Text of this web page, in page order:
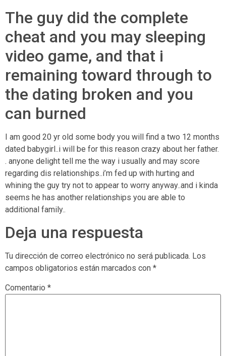
The guy did the complete
cheat and you may sleeping
video game, and that i
remaining toward through to
the dating broken and you
can burned
I am good 20 yr old some body you will find a two 12 months
dated babygirl..i will be for this reason crazy about her father.
. anyone delight tell me the way i usually and may score
regarding dis relationships..i’m fed up with hurting and
whining the guy try not to appear to worry anyway..and i kinda
seems he has another relationships you are able to
additional family..
Deja una respuesta
Tu dirección de correo electrónico no será publicada. Los
campos obligatorios están marcados con *
Comentario *